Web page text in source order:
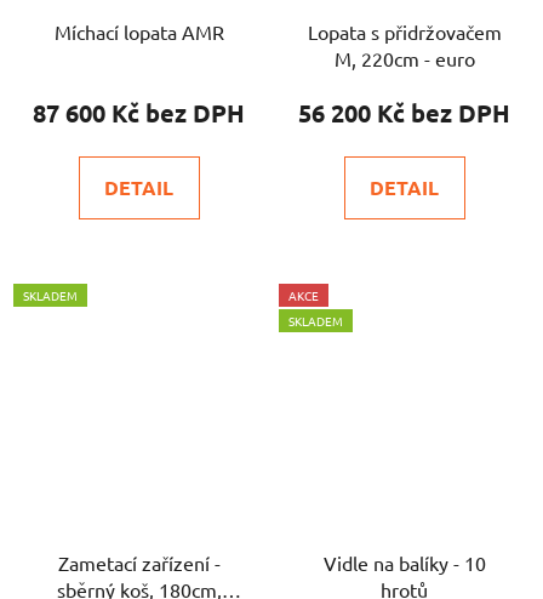
Míchací lopata AMR
87 600 Kč
DETAIL
Lopata s přidržovačem
M, 220cm - euro
56 200 Kč
DETAIL
SKLADEM
Zametací zařízení -
sběrný koš, 180cm,
AKCE
SKLADEM
Vidle na balíky - 10
hrotů